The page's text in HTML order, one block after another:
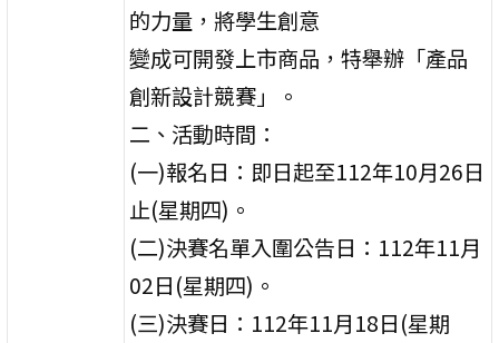
的力量，將學生創意
變成可開發上市商品，特舉辦「產品
創新設計競賽」。
二、活動時間：
(一)報名日：即日起至112年10月26日
止(星期四)。
(二)決賽名單入圍公告日：112年11月
02日(星期四)。
(三)決賽日：112年11月18日(星期